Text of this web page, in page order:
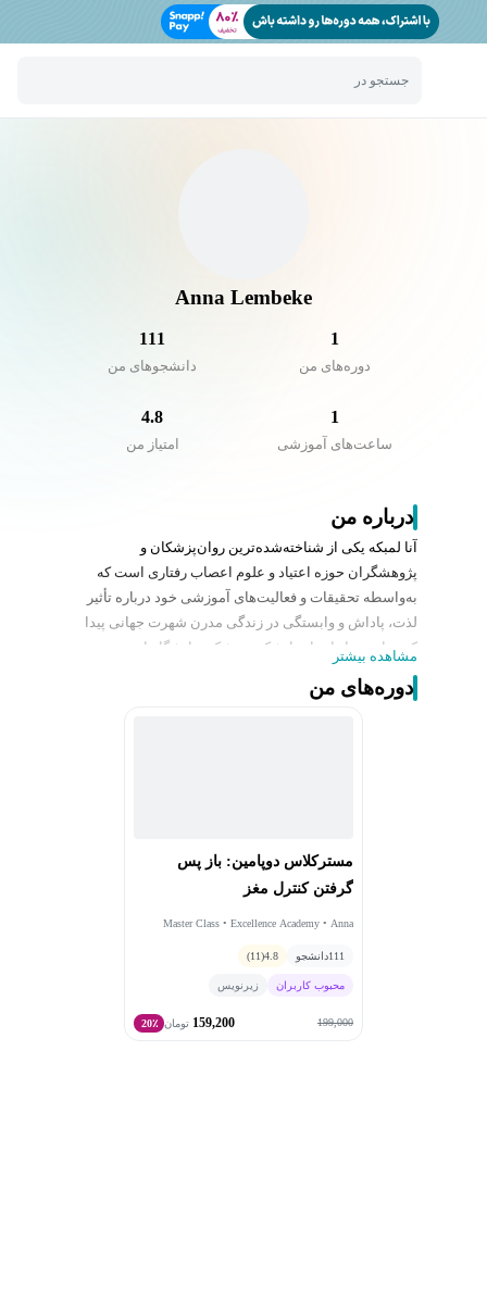
جستجو در
Anna Lembeke
1
دوره‌های من
111
دانشجو‌های من
1
ساعت‌های آموزشی
4.8
امتیاز من
درباره من
آنا لمبکه یکی از شناخته‌شده‌ترین روان‌پزشکان و
پژوهشگران حوزه اعتیاد و علوم اعصاب رفتاری است که
به‌واسطه تحقیقات و فعالیت‌های آموزشی خود درباره تأثیر
لذت، پاداش و وابستگی در زندگی مدرن شهرت جهانی پیدا
کرده است. او استاد دانشکده پزشکی دانشگاه استنفورد و
مدیر کلینیک پزشکی اعتیاد این دانشگاه بوده و سال‌ها تجربه
بالینی در درمان انواع اعتیادهای مرتبط با مواد مخدر، فناوری،
• استاد روان‌پزشکی در دانشکده پزشکی دانشگاه
استنفورد و از متخصصان برجسته حوزه پزشکی اعتیاد
• مدیریت کلینیک پزشکی اعتیاد استنفورد و درمان هزاران
بیمار مبتلا به انواع وابستگی‌های رفتاری و شیمیایی
مشاهده بیشتر
دوره‌های من
مسترکلاس دوپامین: باز پس
گرفتن کنترل مغز
Master Class • Excellence Academy • Anna
111دانشجو 4.8
(11)
محبوب کاربران زیرنویس
199,000
159,200 تومان 20٪